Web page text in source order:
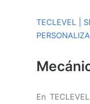
TECLEVEL |
En